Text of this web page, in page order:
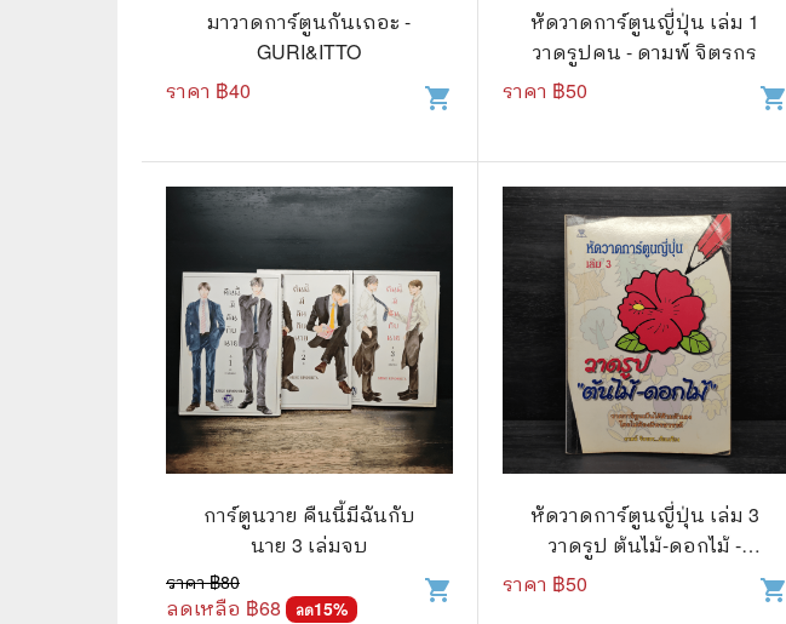
มาวาดการ์ตูนกันเถอะ -
GURI&ITTO
ราคา ฿40 shopping_cart
หัดวาดการ์ตูนญี่ปุ่น เล่ม 1
วาดรูปคน - ดามพ์ จิตรกร
ราคา ฿50 shopping_cart
การ์ตูนวาย คืนนี้มีฉันกับ
นาย 3 เล่มจบ
ราคา ฿80
ลดเหลือ ฿68 ลด15%
shopping_cart
หัดวาดการ์ตูนญี่ปุ่น เล่ม 3
วาดรูป ต้นไม้-ดอกไม้ -
ดามพ์ จิตรกร
ราคา ฿50 shopping_cart
🛸 ไซไฟ วิทยาศาสตร์
🌟 นิยายไลท์โนเวล
🏮 นิยายจีน
❤️ รัก โรแมนติก
❤️‍🔥❤️‍🔥 นิยายรัก ราคาถูกสุด
💀 ผี สยองขวัญ ระทึกขวัญ
🎭 ดราม่า ชีวิต
🔍 สืบสวน สอบสวน
⚔️ แอ็คชั่น ต่อสู้
การ์ตูนรายเดือน รายสัปดาห์
การ์ตูนแก๊ก
กล่อง BOXSET การ์ตูน
หนังสือการ์ตูน
🐲 หนังสือเด็ก
🪐 ความรู้สำหรับเด็ก
🐲 นิทาน